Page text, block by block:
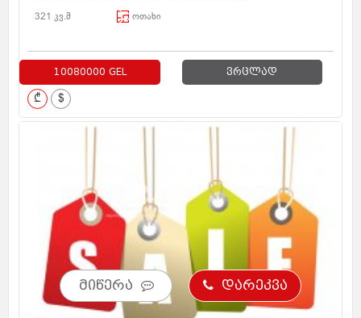
321 კვ.მ ოთახი
10080000 GEL ვრცლად
₾ $
მიწერა დარეკვა